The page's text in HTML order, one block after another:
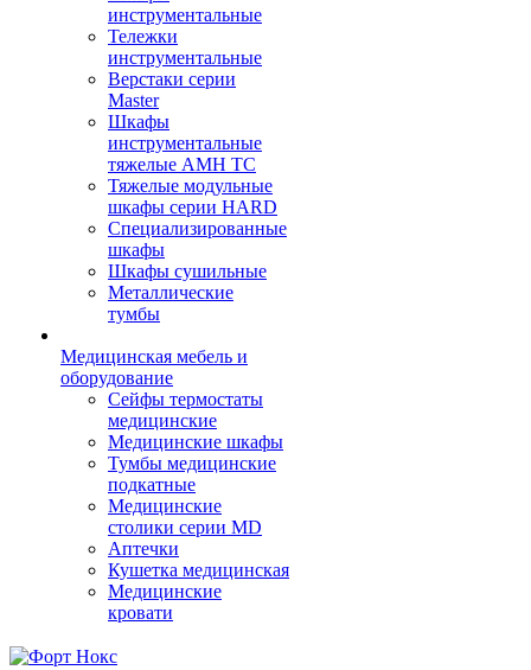
инструментальные
Тележки
инструментальные
Верстаки серии
Master
Шкафы
инструментальные
тяжелые AMH TC
Тяжелые модульные
шкафы серии HARD
Cпециализированные
шкафы
Шкафы сушильные
Металлические
тумбы
Медицинская мебель и
оборудование
Сейфы термостаты
медицинские
Медицинские шкафы
Тумбы медицинские
подкатные
Медицинские
столики серии MD
Аптечки
Кушетка медицинская
Медицинские
кровати